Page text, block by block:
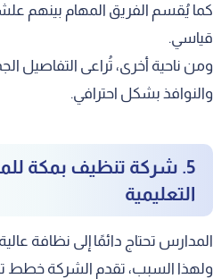
كما يُقسم الفريق المهام بينهم
قياسي.
ومن ناحية أخرى، تُراعى التفاصيل
والنوافذ بشكل احترافي.
5. شركة تنظيف بمكة
التعليمية
المدارس تحتاج دائمًا إلى نظافة
ولهذا السبب، تقدم الشركة خطط